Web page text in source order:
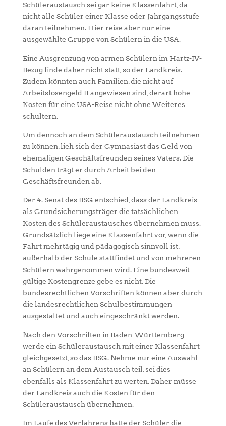
Schüleraustausch sei gar keine Klassenfahrt, da
nicht alle Schüler einer Klasse oder Jahrgangsstufe
daran teilnehmen. Hier reise aber nur eine
ausgewählte Gruppe von Schülern in die USA.
Eine Ausgrenzung von armen Schülern im Hartz-IV-
Bezug finde daher nicht statt, so der Landkreis.
Zudem könnten auch Familien, die nicht auf
Arbeitslosengeld II angewiesen sind, derart hohe
Kosten für eine USA-Reise nicht ohne Weiteres
schultern.
Um dennoch an dem Schüleraustausch teilnehmen
zu können, lieh sich der Gymnasiast das Geld von
ehemaligen Geschäftsfreunden seines Vaters. Die
Schulden trägt er durch Arbeit bei den
Geschäftsfreunden ab.
Der 4. Senat des BSG entschied, dass der Landkreis
als Grundsicherungsträger die tatsächlichen
Kosten des Schüleraustausches übernehmen muss.
Grundsätzlich liege eine Klassenfahrt vor, wenn die
Fahrt mehrtägig und pädagogisch sinnvoll ist,
außerhalb der Schule stattfindet und von mehreren
Schülern wahrgenommen wird. Eine bundesweit
gültige Kostengrenze gebe es nicht. Die
bundesrechtlichen Vorschriften können aber durch
die landesrechtlichen Schulbestimmungen
ausgestaltet und auch eingeschränkt werden.
Nach den Vorschriften in Baden-Württemberg
werde ein Schüleraustausch mit einer Klassenfahrt
gleichgesetzt, so das BSG. Nehme nur eine Auswahl
an Schülern an dem Austausch teil, sei dies
ebenfalls als Klassenfahrt zu werten. Daher müsse
der Landkreis auch die Kosten für den
Schüleraustausch übernehmen.
Im Laufe des Verfahrens hatte der Schüler die